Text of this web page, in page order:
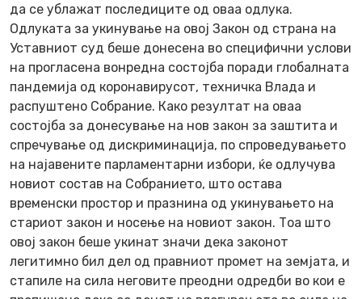
да се ублажат последиците од оваа одлука.
Одлуката за укинување на овој Закон од страна на
Уставниот суд беше донесена во специфични услови
на прогласена вонредна состојба поради глобалната
пандемија од коронавирусот, техничка Влада и
распуштено Собрание. Како резултат на оваа
состојба за донесување на нов закон за заштита и
спречување од дискриминација, по спроведувањето
на најавените парламентарни избори, ќе одлучува
новиот состав на Собранието, што остава
временски простор и празнина од укинувањето на
стариот закон и носење на новиот закон. Тоа што
овој закон беше укинат значи дека законот
легитимно бил дел од правниот промет на земјата, и
стапиле на сила неговите преодни одредби во кои е